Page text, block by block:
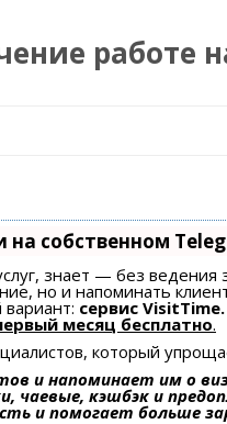
работе
на собственном
знает — без ведения
но и напоминать
сервис VisitTime.
месяц бесплатно.
который
и напоминает им о
чаевые, кэшбэк и
и помогает больше